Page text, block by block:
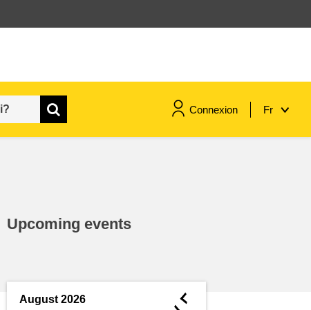
Connexion Fr
connaissances
Upcoming events
August 2026 ◄